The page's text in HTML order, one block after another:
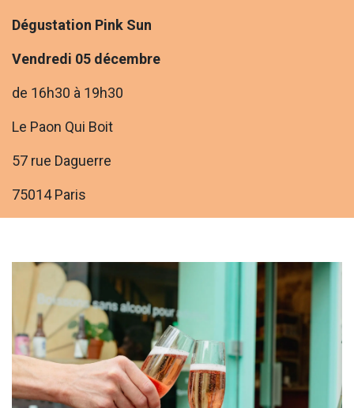
Dégustation Pink Sun
Vendredi 05 décembre
de 16h30 à 19h30
Le Paon Qui Boit
57 rue Daguerre
75014 Paris